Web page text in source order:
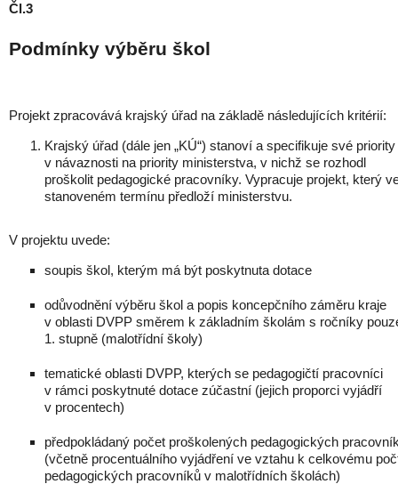
Čl.3
Podmínky výběru škol
Projekt zpracovává krajský úřad na základě následujících kritérií:
Krajský úřad (dále jen „KÚ“) stanoví a specifikuje své priority
v návaznosti na priority ministerstva, v nichž se rozhodl
proškolit pedagogické pracovníky. Vypracuje projekt, který
stanoveném termínu předloží ministerstvu.
V projektu uvede:
soupis škol, kterým má být poskytnuta dotace
odůvodnění výběru škol a popis koncepčního záměru kraje
v oblasti DVPP směrem k základním školám s ročníky
1. stupně (malotřídní školy)
tematické oblasti DVPP, kterých se pedagogičtí pracovníci
v rámci poskytnuté dotace zúčastní (jejich proporci vyjádří
v procentech)
předpokládaný počet proškolených pedagogických
(včetně procentuálního vyjádření ve vztahu k celkovému
pedagogických pracovníků v malotřídních školách)